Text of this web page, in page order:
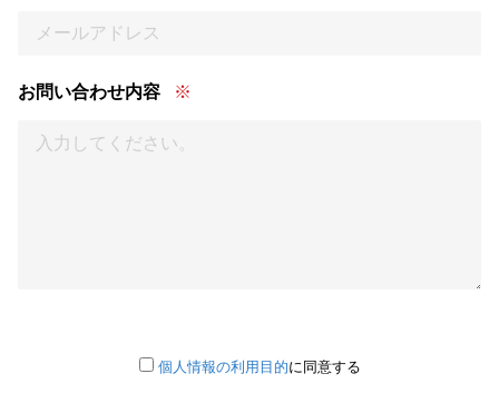
お問い合わせ内容
個人情報の利用目的に同意する